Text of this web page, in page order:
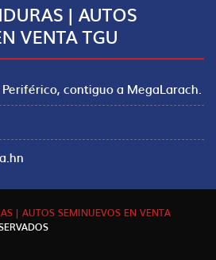
| AUTOS
VENTA TGU
contiguo a MegaLarach.
| AUTOS SEMINUEVOS EN VENTA